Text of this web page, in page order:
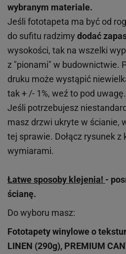
wybranym materiale.
Jeśli fototapeta ma być od
do sufitu radzimy dodać
wysokości, tak na wszelki
z "pionami" w budownictwie.
druku może wystąpić
tak + /- 1%, weź to pod uwagę.
Jeśli potrzebujesz
masz drzwi ukryte w ścianie,
tej sprawie. Dołącz rysunek z
wymiarami.
Łatwe sposoby klejenia! -
ścianę.
Do wyboru masz:
Fototapety winylowe o
LINEN (290g), PREMIUM